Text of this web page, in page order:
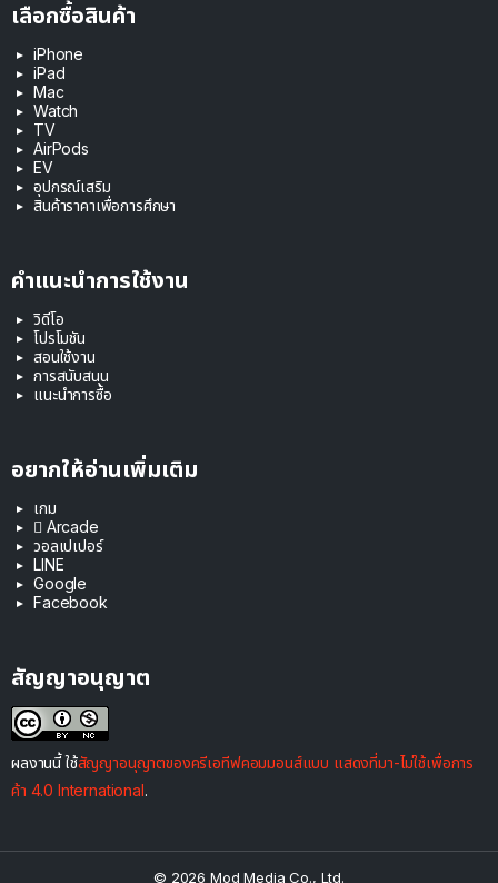
เลือกซื้อสินค้า
iPhone
iPad
Mac
Watch
TV
AirPods
EV
อุปกรณ์เสริม
สินค้าราคาเพื่อการศึกษา
คำแนะนำการใช้งาน
วิดีโอ
โปรโมชัน
สอนใช้งาน
การสนับสนุน
แนะนำการซื้อ
อยากให้อ่านเพิ่มเติม
เกม
 Arcade
วอลเปเปอร์
LINE
Google
Facebook
สัญญาอนุญาต
ผลงานนี้ ใช้สัญญาอนุญาตของครีเอทีฟคอมมอนส์แบบ แสดงที่มา-ไม่ใช้เพื่อการ
ค้า 4.0 International.
© 2026 Mod Media Co., Ltd.